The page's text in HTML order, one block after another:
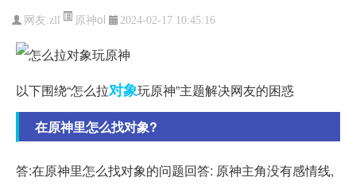
网友:zll 原神ol 2024-02-17 10:45:16
以下围绕“怎么拉对象玩原神”主题解决网友的困惑
在原神里怎么找对象?
答:在原神里怎么找对象的问题回答: 原神主角没有感情线,